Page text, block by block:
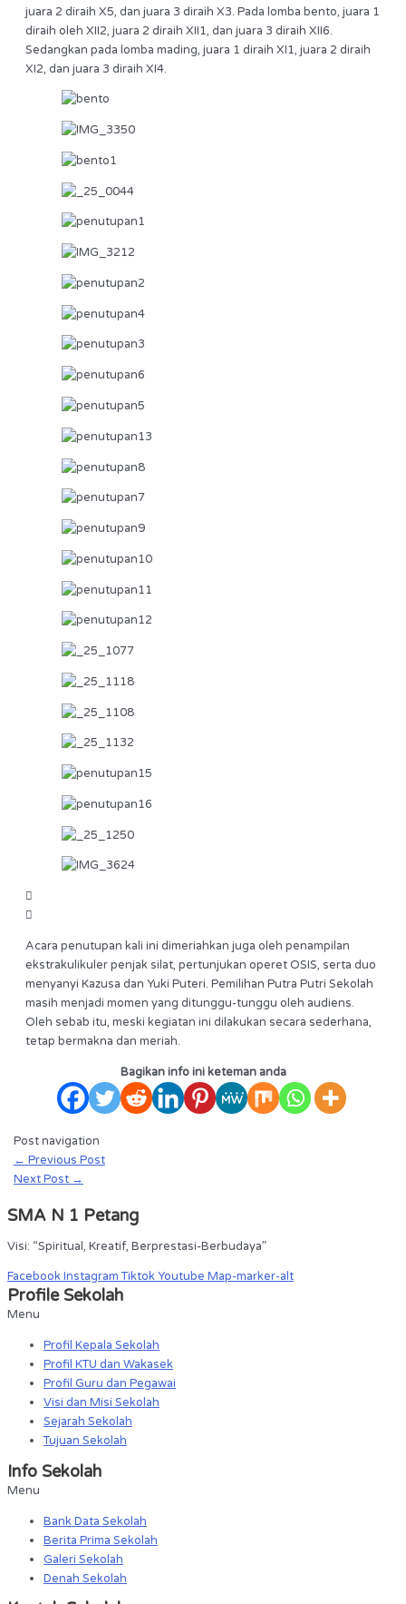
juara 2 diraih X5, dan juara 3 diraih X3. Pada lomba bento, juara 1
diraih oleh XII2, juara 2 diraih XII1, dan juara 3 diraih XII6.
Sedangkan pada lomba mading, juara 1 diraih XI1, juara 2 diraih
XI2, dan juara 3 diraih XI4.
Acara penutupan kali ini dimeriahkan juga oleh penampilan
ekstrakulikuler penjak silat, pertunjukan operet OSIS, serta duo
menyanyi Kazusa dan Yuki Puteri. Pemilihan Putra Putri Sekolah
masih menjadi momen yang ditunggu-tunggu oleh audiens.
Oleh sebab itu, meski kegiatan ini dilakukan secara sederhana,
tetap bermakna dan meriah.
Bagikan info ini keteman anda
Post navigation
← Previous Post
Next Post →
SMA N 1 Petang
Visi: “Spiritual, Kreatif, Berprestasi-Berbudaya”
FacebookInstagram TiktokYoutube Map-marker-alt
Profile Sekolah
Menu
Profil Kepala Sekolah
Profil KTU dan Wakasek
Profil Guru dan Pegawai
Visi dan Misi Sekolah
Sejarah Sekolah
Tujuan Sekolah
Info Sekolah
Menu
Bank Data Sekolah
Berita Prima Sekolah
Galeri Sekolah
Denah Sekolah